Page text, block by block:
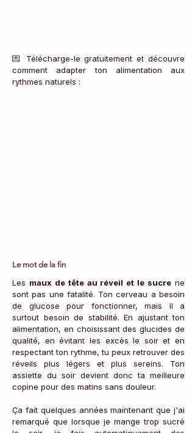
💌 Télécharge-le gratuitement et découvre
comment adapter ton alimentation aux
rythmes naturels :
Le mot de la fin
Les maux de tête au réveil et le sucre ne
sont pas une fatalité. Ton cerveau a besoin
de glucose pour fonctionner, mais il a
surtout besoin de stabilité. En ajustant ton
alimentation, en choisissant des glucides de
qualité, en évitant les excès le soir et en
respectant ton rythme, tu peux retrouver des
réveils plus légers et plus sereins. Ton
assiette du soir devient donc ta meilleure
copine pour des matins sans douleur.
Ça fait quelques années maintenant que j'ai
remarqué que lorsque je mange trop sucré